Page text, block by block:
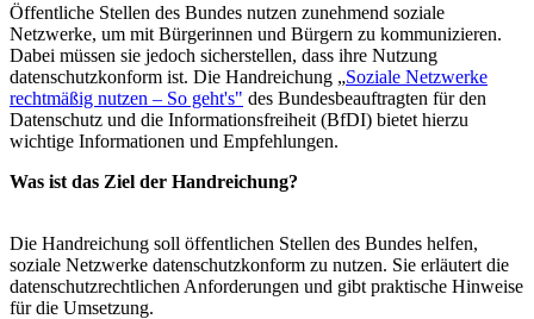
Öffentliche Stellen des Bundes nutzen zunehmend soziale
Netzwerke, um mit Bürgerinnen und Bürgern zu kommunizieren.
Dabei müssen sie jedoch sicherstellen, dass ihre Nutzung
datenschutzkonform ist. Die Handreichung „Soziale Netzwerke
rechtmäßig nutzen – So geht's" des Bundesbeauftragten für den
Datenschutz und die Informationsfreiheit (BfDI) bietet hierzu
wichtige Informationen und Empfehlungen.
Was ist das Ziel der Handreichung?
Die Handreichung soll öffentlichen Stellen des Bundes helfen,
soziale Netzwerke datenschutzkonform zu nutzen. Sie erläutert die
datenschutzrechtlichen Anforderungen und gibt praktische Hinweise
für die Umsetzung.